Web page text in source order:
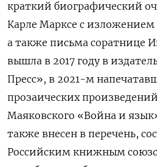
краткий биографический
Карле Марксе с
а также письма соратнице
вышла в 2017 году в
Пресс», в 2021-м
прозаических
Маяковского «Война и
также внесен в перечень,
Российским книжным